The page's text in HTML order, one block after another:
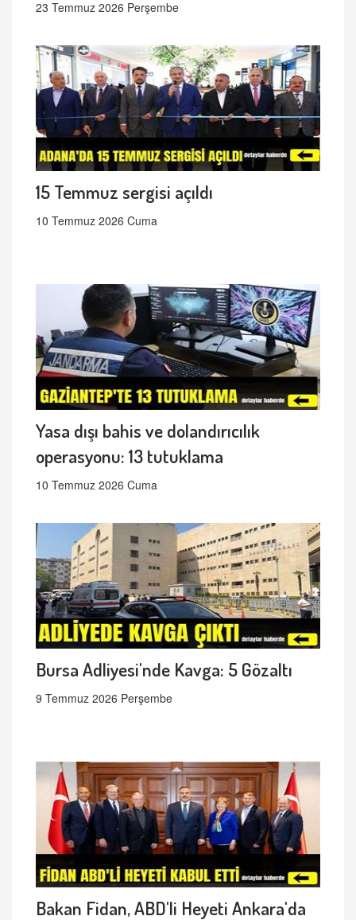
23 Temmuz 2026 Perşembe
15 Temmuz sergisi açıldı
10 Temmuz 2026 Cuma
Yasa dışı bahis ve dolandırıcılık
operasyonu: 13 tutuklama
10 Temmuz 2026 Cuma
Bursa Adliyesi'nde Kavga: 5 Gözaltı
9 Temmuz 2026 Perşembe
Bakan Fidan, ABD'li Heyeti Ankara'da